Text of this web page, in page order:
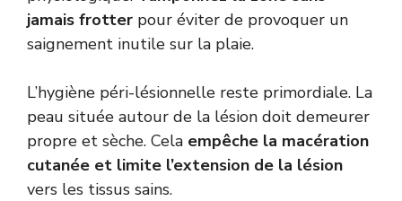
jamais frotter pour éviter de provoquer un
saignement inutile sur la plaie.
L’hygiène péri-lésionnelle reste primordiale. La
peau située autour de la lésion doit demeurer
propre et sèche. Cela empêche la macération
cutanée et limite l’extension de la lésion
vers les tissus sains.